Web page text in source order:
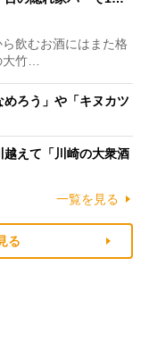
飲むお酒にはまた格
大竹…
めろう」や「キヌカツ
越えて「川崎の大衆酒
一覧を見る
る